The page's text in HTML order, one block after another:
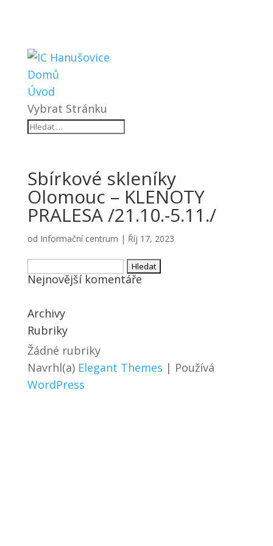
Domů
Úvod
Vybrat Stránku
Sbírkové skleníky
Olomouc – KLENOTY
PRALESA /21.10.-5.11./
od Informační centrum | Říj 17, 2023
Vyhledávání
Nejnovější komentáře
Archivy
Rubriky
Žádné rubriky
Navrhl(a) Elegant Themes | Používá
WordPress